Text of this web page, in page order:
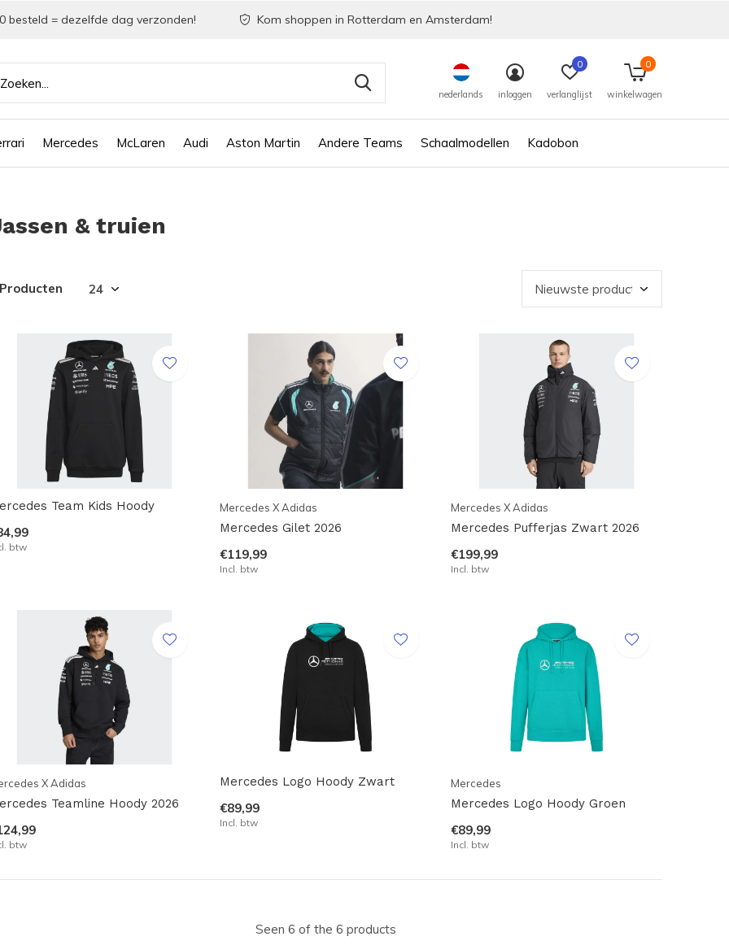
Mercedes McLaren Audi Aston Martin Andere Teams Schaalmodellen Kadobon
nederlands inloggen verlanglijst
0
winkelwagen
0
besteld = dezelfde dag verzonden! Kom shoppen in Rotterdam en Amsterdam!
& truien
Team Kids Hoody
btw
Mercedes X Adidas
Mercedes Gilet 2026
€119,99
Incl. btw
Mercedes X Adidas
Mercedes Pufferjas Zwart 2026
€199,99
Incl. btw
X Adidas
Teamline Hoody 2026
btw
Mercedes Logo Hoody Zwart
€89,99
Incl. btw
Mercedes
Mercedes Logo Hoody Groen
€89,99
Incl. btw
Seen 6 of the 6 products